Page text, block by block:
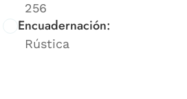
256
Encuadernación:
Rústica